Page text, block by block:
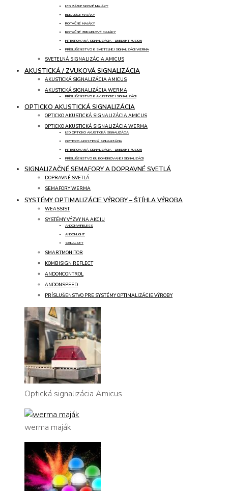
LED ZÁBLESKOVÉ MAJÁKY
BLIKAJÚCE MAJÁKY
ROTAČNÉ MAJÁKY
ROTAČNÉ ZRKADLOVÉ MAJÁKY
INTEGROVANÁ SIGNALIZÁCIA - LINELIGHT FUSION
PRÍSLUŠENSTVO K SVETELNEJ SIGNALIZÁCII WERMA
SVETELNÁ SIGNALIZÁCIA AMICUS
AKUSTICKÁ / ZVUKOVÁ SIGNALIZÁCIA
AKUSTICKÁ SIGNALIZÁCIA AMICUS
AKUSTICKÁ SIGNALIZÁCIA WERMA
PRÍSLUŠENSTVO K AKUSTICKEJ SIGNALIZÁCII
OPTICKO AKUSTICKÁ SIGNALIZÁCIA
OPTICKO AKUSTICKÁ SIGNALIZÁCIA AMICUS
OPTICKO AKUSTICKÁ SIGNALIZÁCIA WERMA
LED OPTICKO AKUSTICKÁ SIGNALIZÁCIA
OPTICKO AKUSTICKÁ SIGNALIZÁCIA
INTEGROVANÁ SIGNALIZÁCIA - LINELIGHT FUSION
PRÍSLUŠENSTVO KU KOMBINOVANEJ SIGNALIZÁCII
SIGNALIZAČNÉ SEMAFORY A DOPRAVNÉ SVETLÁ
DOPRAVNÉ SVETLÁ
SEMAFORY WERMA
SYSTÉMY OPTIMALIZÁCIE VÝROBY – ŠTÍHLA VÝROBA
WEASSIST
SYSTÉMY VÝZVY NA AKCIU
ANDONWIRELESS
ANDONLIGHT
SIGNALSET
SMARTMONITOR
KOMBISIGN REFLECT
ANDONCONTROL
ANDONSPEED
PRÍSLUŠENSTVO PRE SYSTÉMY OPTIMALIZÁCIE VÝROBY
Optická signalizácia Amicus
werma maják